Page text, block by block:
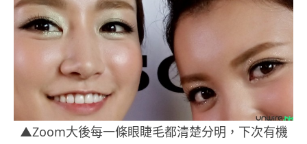
▲Zoom大後每一條眼睫毛都清楚分明，下次有機